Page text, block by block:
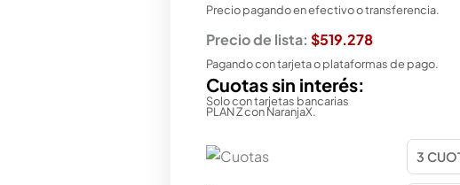
Precio pagando en efectivo o transferencia.
Precio de lista: $519.278
Pagando con tarjeta o plataformas de pago.
Cuotas sin interés:
Solo con tarjetas bancarias
PLAN Z con NaranjaX.